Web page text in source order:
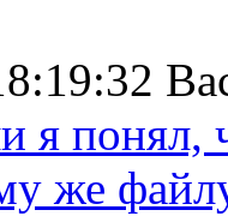
я понял,
же